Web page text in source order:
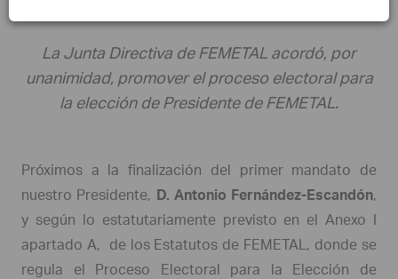
La Junta Directiva de FEMETAL acordó, por
unanimidad, promover el proceso electoral para
la elección de Presidente de FEMETAL.
Próximos a la finalización del primer mandato de
nuestro Presidente, D. Antonio Fernández-Escandón,
y según lo estatutariamente previsto en el Anexo I
apartado A, de los Estatutos de FEMETAL, donde se
regula el Proceso Electoral para la Elección de